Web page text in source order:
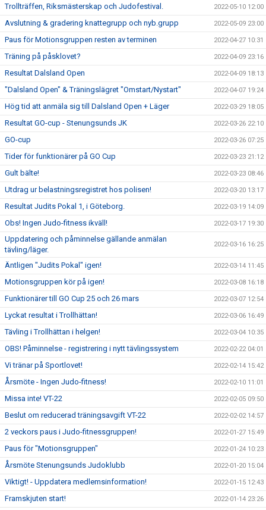
Trollträffen, Riksmästerskap och Judofestival. 2022-05-10 12:00
Avslutning & gradering knattegrupp och nyb.grupp 2022-05-09 23:00
Paus för Motionsgruppen resten av terminen 2022-04-27 10:31
Träning på påsklovet? 2022-04-09 23:16
Resultat Dalsland Open 2022-04-09 18:13
"Dalsland Open" & Träningslägret "Omstart/Nystart" 2022-04-07 19:24
Hög tid att anmäla sig till Dalsland Open + Läger 2022-03-29 18:05
Resultat GO-cup - Stenungsunds JK 2022-03-26 22:10
GO-cup 2022-03-26 07:25
Tider för funktionärer på GO Cup 2022-03-23 21:12
Gult bälte! 2022-03-23 08:46
Utdrag ur belastningsregistret hos polisen! 2022-03-20 13:17
Resultat Judits Pokal 1, i Göteborg. 2022-03-19 14:09
Obs! Ingen Judo-fitness ikväll! 2022-03-17 19:30
Uppdatering och påminnelse gällande anmälan
tävling/läger.
2022-03-16 16:25
Äntligen "Judits Pokal" igen! 2022-03-14 11:45
Motionsgruppen kör på igen! 2022-03-08 16:18
Funktionärer till GO Cup 25 och 26 mars 2022-03-07 12:54
Lyckat resultat i Trollhättan! 2022-03-06 16:49
Tävling i Trollhättan i helgen! 2022-03-04 10:35
OBS! Påminnelse - registrering i nytt tävlingssystem 2022-02-22 04:01
Vi tränar på Sportlovet! 2022-02-14 15:42
Årsmöte - Ingen Judo-fitness! 2022-02-10 11:01
Missa inte! VT-22 2022-02-05 09:50
Beslut om reducerad träningsavgift VT-22 2022-02-02 14:57
2 veckors paus i Judo-fitnessgruppen! 2022-01-27 15:49
Paus för "Motionsgruppen" 2022-01-24 10:23
Årsmöte Stenungsunds Judoklubb 2022-01-20 15:04
Viktigt! - Uppdatera medlemsinformation! 2022-01-15 12:43
Framskjuten start! 2022-01-14 23:26